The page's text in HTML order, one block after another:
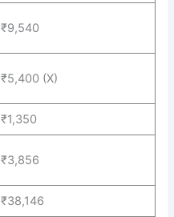
₹9,540
₹5,400 (X)
₹1,350
₹3,856
₹38,146